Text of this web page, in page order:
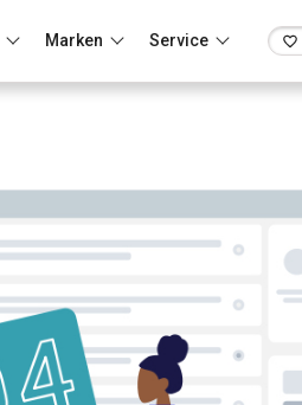
Marken Service